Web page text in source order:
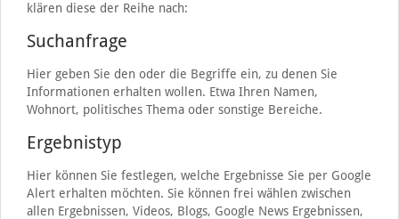
klären diese der Reihe nach:
Suchanfrage
Hier geben Sie den oder die Begriffe ein, zu denen Sie
Informationen erhalten wollen. Etwa Ihren Namen,
Wohnort, politisches Thema oder sonstige Bereiche.
Ergebnistyp
Hier können Sie festlegen, welche Ergebnisse Sie per Google
Alert erhalten möchten. Sie können frei wählen zwischen
allen Ergebnissen, Videos, Blogs, Google News Ergebnissen,